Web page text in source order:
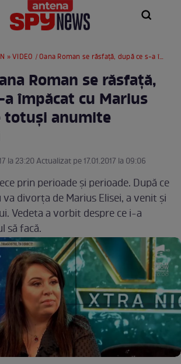
» VIDEO / Oana Roman se răsfaţă, după ce s-a împăcat cu Marius Elisei. Are totuşi anumite interdicţii
Roman se răsfaţă,
împăcat cu Marius
totuşi anumite
la 23:20 Actualizat pe 17.01.2017 la 09:06
prin perioade şi perioade. După ce
divorţa de Marius Elisei, a venit şi
Vedeta a vorbit despre ce i-a
să facă.